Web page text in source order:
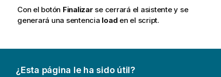
Con el botón Finalizar se cerrará el asistente y se
generará una sentencia load en el script.
¿Esta página le ha sido útil?